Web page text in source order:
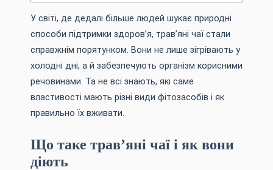
У світі, де дедалі більше людей шукає природні
способи підтримки здоров’я, трав’яні чаї стали
справжнім порятунком. Вони не лише зігрівають у
холодні дні, а й забезпечують організм корисними
речовинами. Та не всі знають, які саме
властивості мають різні види фітозасобів і як
правильно їх вживати.
Що таке трав’яні чаї і як вони
діють